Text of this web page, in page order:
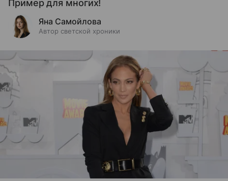
Пример для многих!
Яна Самойлова
Автор светской хроники